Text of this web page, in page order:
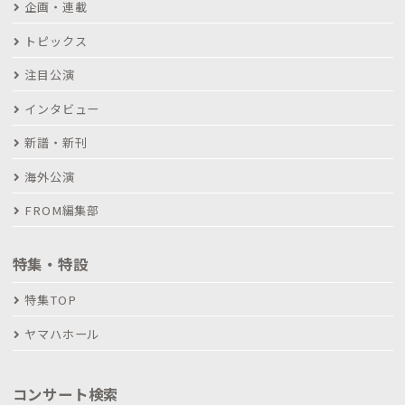
企画・連載
トピックス
注目公演
インタビュー
新譜・新刊
海外公演
FROM編集部
特集・特設
特集TOP
ヤマハホール
コンサート検索